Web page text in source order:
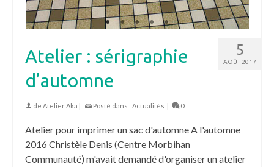
5
AOÛT 2017
Atelier : sérigraphie
d’automne
de Atelier Aka | Posté dans : Actualités | 0
Atelier pour imprimer un sac d'automne A l'automne
2016 Christèle Denis (Centre Morbihan
Communauté) m'avait demandé d'organiser un atelier